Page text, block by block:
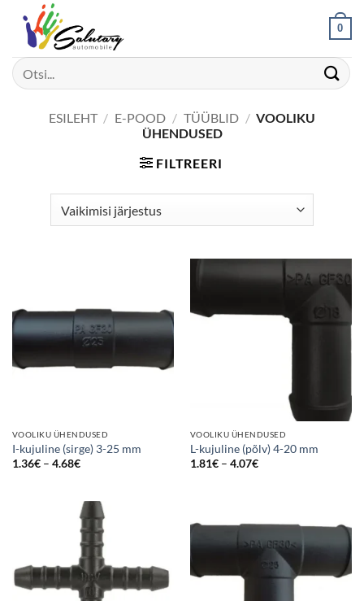
content
0
Otsi:
ESILEHT / E-POOD / TÜÜBLID / VOOLIKU
ÜHENDUSED
FILTREERI
VOOLIKU ÜHENDUSED
I-kujuline (sirge) 3-25 mm
1.36€ – 4.68€Price
4.68€
VOOLIKU ÜHENDUSED
L-kujuline (põlv) 4-20 mm
1.81€ – 4.07€Price